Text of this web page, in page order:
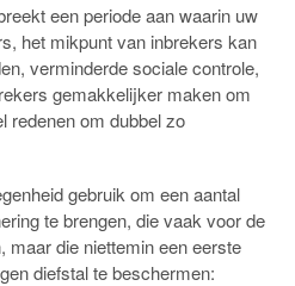
een periode aan waarin uw
het mikpunt van inbrekers kan
verminderde sociale controle,
gemakkelijker maken om
redenen om dubbel zo
gebruik om een aantal
te brengen, die vaak voor de
maar die niettemin een eerste
diefstal te beschermen: